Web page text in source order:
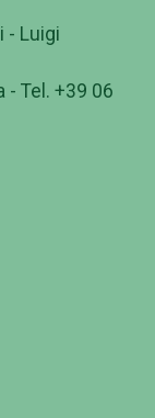
- Luigi
- Tel. +39 06